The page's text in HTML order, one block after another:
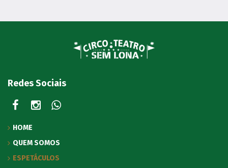
Redes Sociais
HOME
QUEM SOMOS
ESPETÁCULOS